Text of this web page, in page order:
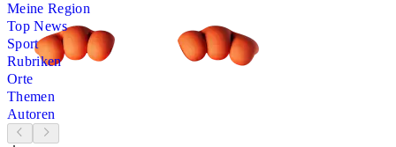
Meine Region
Top News
Sport
Rubriken
Orte
Themen
Autoren